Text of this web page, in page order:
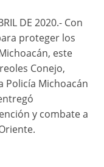
DE 2020.- Con
proteger los
este
Conejo,
Policía Michoacán
y combate a